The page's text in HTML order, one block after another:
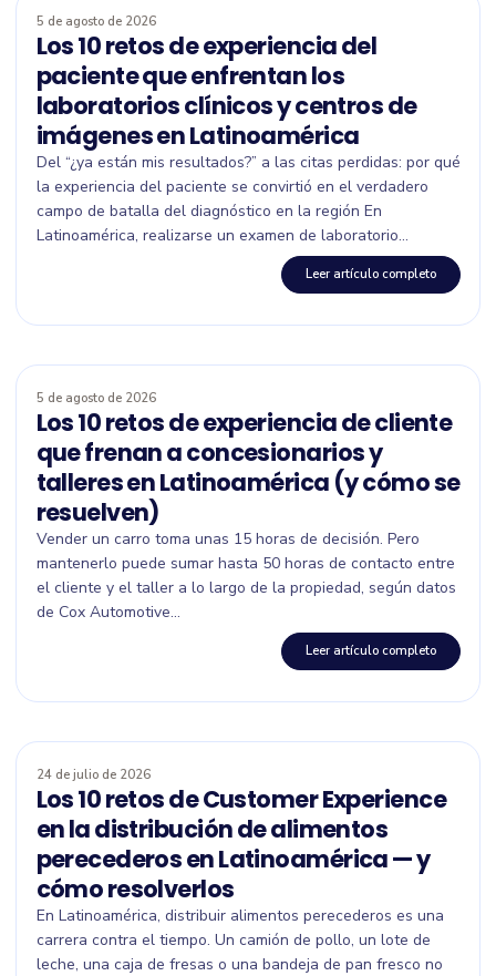
5 de agosto de 2026
Los 10 retos de experiencia del
paciente que enfrentan los
laboratorios clínicos y centros de
imágenes en Latinoamérica
Del “¿ya están mis resultados?” a las citas perdidas: por qué
la experiencia del paciente se convirtió en el verdadero
campo de batalla del diagnóstico en la región En
Latinoamérica, realizarse un examen de laboratorio...
Leer artículo completo
5 de agosto de 2026
Los 10 retos de experiencia de cliente
que frenan a concesionarios y
talleres en Latinoamérica (y cómo se
resuelven)
Vender un carro toma unas 15 horas de decisión. Pero
mantenerlo puede sumar hasta 50 horas de contacto entre
el cliente y el taller a lo largo de la propiedad, según datos
de Cox Automotive...
Leer artículo completo
24 de julio de 2026
Los 10 retos de Customer Experience
en la distribución de alimentos
perecederos en Latinoamérica — y
cómo resolverlos
En Latinoamérica, distribuir alimentos perecederos es una
carrera contra el tiempo. Un camión de pollo, un lote de
leche, una caja de fresas o una bandeja de pan fresco no